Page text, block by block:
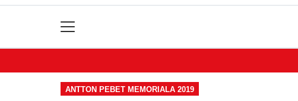
ANTTON PEBET MEMORIALA 2019